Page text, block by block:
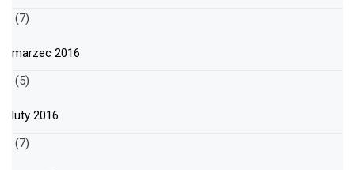
(7)
marzec 2016
(5)
luty 2016
(7)